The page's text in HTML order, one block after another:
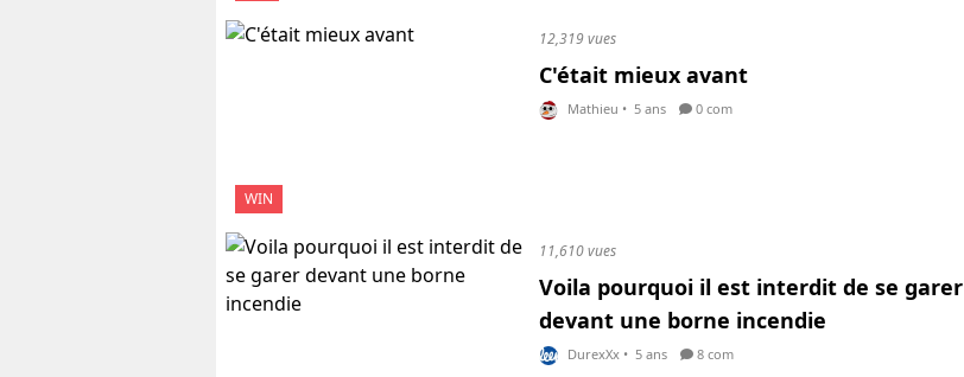
WIN
12,319 vues
C'était mieux avant
Mathieu • 5 ans 0 com
11,610 vues
Voila pourquoi il est interdit de se garer
devant une borne incendie
DurexXx • 5 ans 8 com